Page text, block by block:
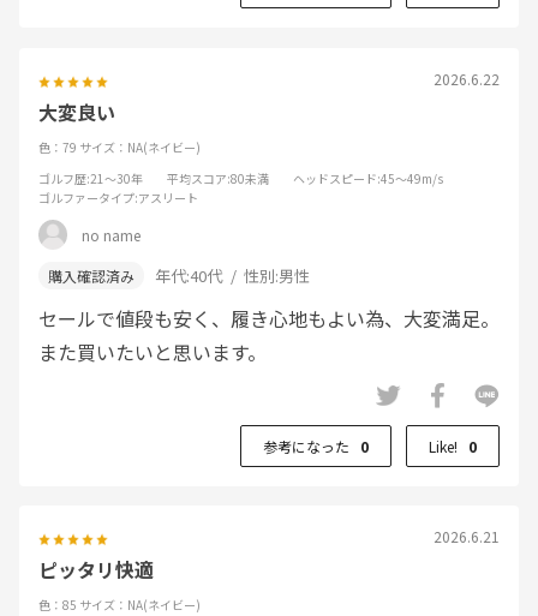
2026.6.22
大変良い
色：79 サイズ：NA(ネイビー)
ゴルフ歴:21～30年 平均スコア:80未満 ヘッドスピード:45～49m/s
ゴルファータイプ:アスリート
no name
年代:40代 性別:男性
セールで値段も安く、履き心地もよい為、大変満足。
また買いたいと思います。
参考になった 0 Like! 0
2026.6.21
ピッタリ快適
色：85 サイズ：NA(ネイビー)